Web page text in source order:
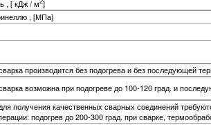
, [ кДж / м ]
, [МПа]
производится без подогрева и без последующей
возможна при подогреве до 100-120 град. и
получения качественных сварных соединений
подогрев до 200-300 град. при сварке,